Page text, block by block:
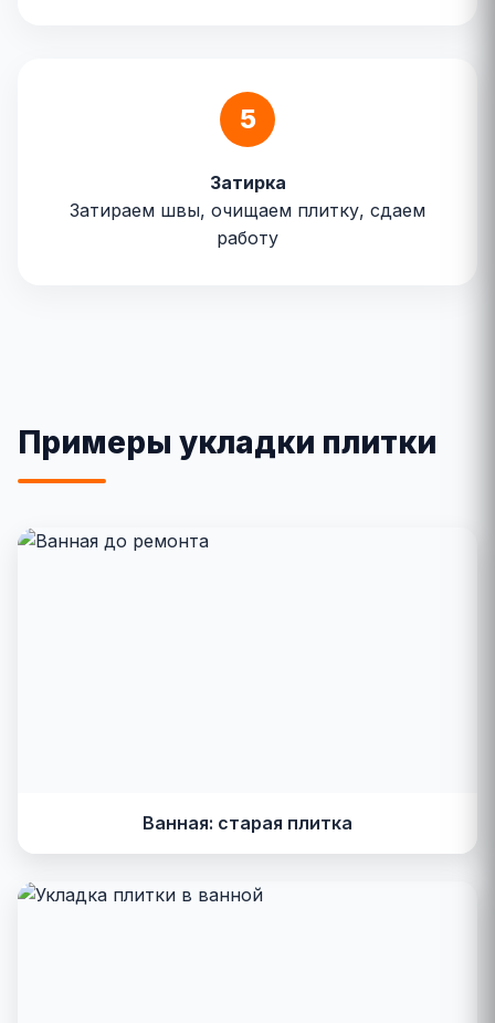
5
Затирка
Затираем швы, очищаем плитку, сдаем
работу
Примеры укладки плитки
Ванная: старая плитка